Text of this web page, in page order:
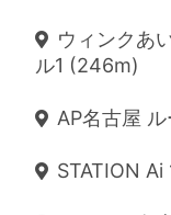
ウィンクあ
ル1 (246m)
AP名古屋
STATION